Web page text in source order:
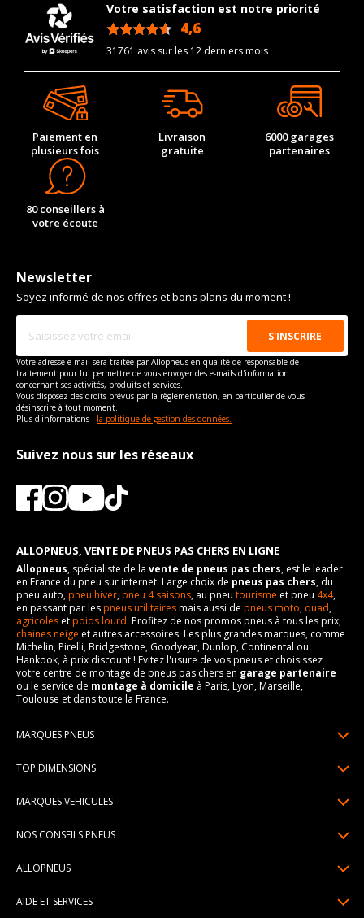
Votre satisfaction est notre priorité
4,6
31761 avis sur les 12 derniers mois
Paiement en
plusieurs fois
Livraison
gratuite
6000 garages
partenaires
80 conseillers à
votre écoute
Newsletter
Soyez informé de nos offres et bons plans du moment !
Votre adresse e-mail sera traitée par Allopneus en qualité de responsable de
traitement pour lui permettre de vous envoyer des e-mails d'information
concernant ses activités, produits et services.
Vous disposez des droits prévus par la règlementation, en particulier de vous
désinscrire à tout moment.
Plus d'informations : la politique de gestion des données.
Suivez nous sur les réseaux
ALLOPNEUS, VENTE DE PNEUS PAS CHERS EN LIGNE
Allopneus, spécialiste de la vente de pneus pas chers, est le leader
en France du pneu sur internet. Large choix de pneus pas chers, du
pneu auto,pneu hiver,pneu 4 saisons, au pneu tourisme et pneu 4x4,
en passant par lespneus utilitairesmais aussi de pneus moto, quad,
agricoles etpoids lourd. Profitez de nos promos pneus à tous les prix,
chaines neige et autres accessoires. Les plus grandes marques, comme
Michelin, Pirelli, Bridgestone, Goodyear, Dunlop, Continental ou
Hankook, à prix discount ! Evitez l'usure de vos pneus et choisissez
votre centre de montage de pneus pas chers en garage partenaire
ou le service de montage à domicile à Paris, Lyon, Marseille,
Toulouse et dans toute la France.
MARQUES PNEUS
Pneus Continental
Pneus Hankook
Pneus Dunlop
TOP DIMENSIONS
195/65R15
205/60R16
MARQUES VEHICULES
Peugeot
NOS CONSEILS PNEUS
Pression pneu
ALLOPNEUS
AIDE ET SERVICES